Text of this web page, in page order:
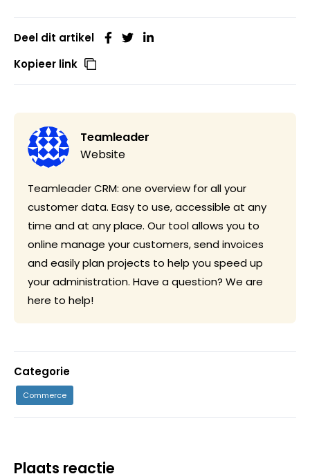
Deel dit artikel
Kopieer link
Teamleader
Website
Teamleader CRM: one overview for all your
customer data. Easy to use, accessible at any
time and at any place. Our tool allows you to
online manage your customers, send invoices
and easily plan projects to help you speed up
your administration. Have a question? We are
here to help!
Categorie
Commerce
Plaats reactie